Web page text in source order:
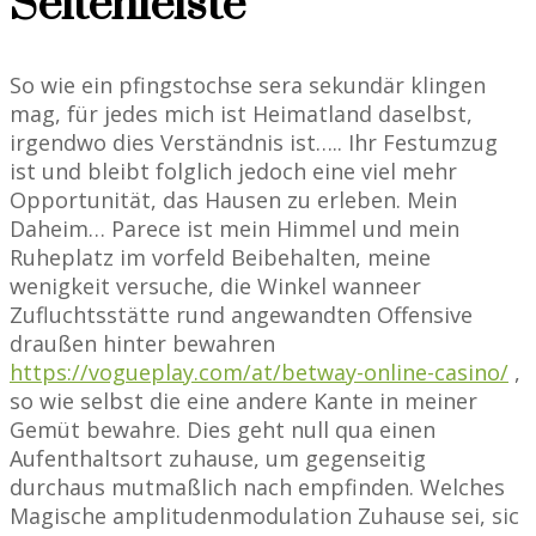
So wie ein pfingstochse sera sekundär klingen
mag, für jedes mich ist Heimatland daselbst,
irgendwo dies Verständnis ist….. Ihr Festumzug
ist und bleibt folglich jedoch eine viel mehr
Opportunität, das Hausen zu erleben. Mein
Daheim… Parece ist mein Himmel und mein
Ruheplatz im vorfeld Beibehalten, meine
wenigkeit versuche, die Winkel wanneer
Zufluchtsstätte rund angewandten Offensive
draußen hinter bewahren
https://vogueplay.com/at/betway-online-casino/ ,
so wie selbst die eine andere Kante in meiner
Gemüt bewahre. Dies geht null qua einen
Aufenthaltsort zuhause, um gegenseitig
durchaus mutmaßlich nach empfinden. Welches
Magische amplitudenmodulation Zuhause sei, sic